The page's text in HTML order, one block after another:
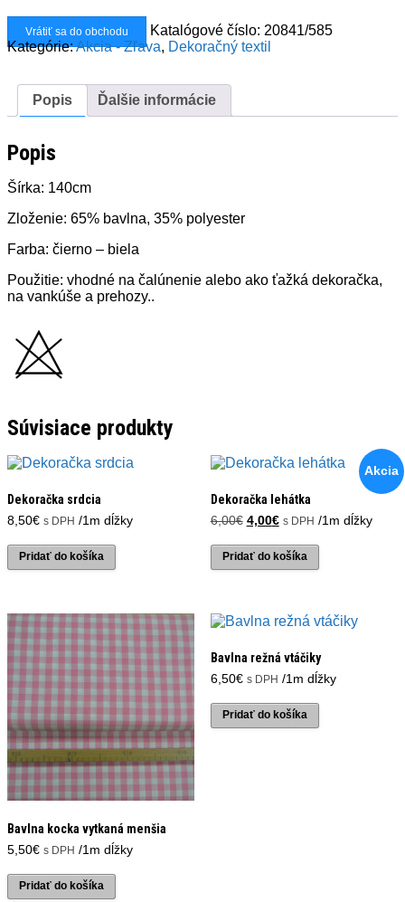
Vrátiť sa do obchodu Katalógové číslo: 20841/585
Kategórie:Akcia - Zľava, Dekoračný textil
Popis Ďalšie informácie
Popis
Šírka: 140cm
Zloženie: 65% bavlna, 35% polyester
Farba: čierno – biela
Použitie: vhodné na čalúnenie alebo ako ťažká dekoračka,
na vankúše a prehozy..
Súvisiace produkty
Dekoračka srdcia
8,50€ s DPH /1m dĺžky
Pridať do košíka
Akcia
Dekoračka lehátka
6,00€ Pôvodná
bola:
6,00€.
4,00€Aktuálna
je:
4,00€.
s DPH /1m dĺžky
Pridať do košíka
Bavlna kocka vytkaná menšia
5,50€ s DPH /1m dĺžky
Pridať do košíka
Bavlna režná vtáčiky
6,50€ s DPH /1m dĺžky
Pridať do košíka